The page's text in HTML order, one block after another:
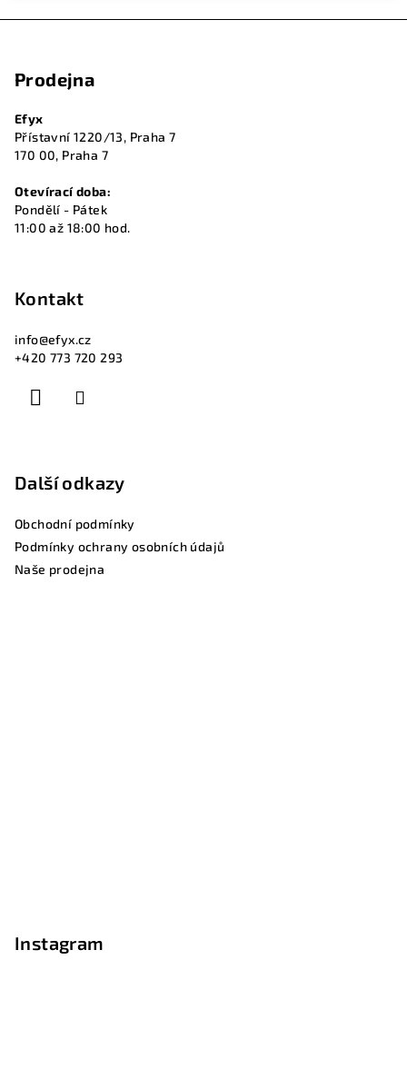
Prodejna
Efyx
Přístavní 1220/13, Praha 7
170 00, Praha 7
Otevírací doba:
Pondělí - Pátek
11:00 až 18:00 hod.
Kontakt
info@efyx.cz
+420 773 720 293
Další odkazy
Obchodní podmínky
Podmínky ochrany osobních údajů
Naše prodejna
Instagram